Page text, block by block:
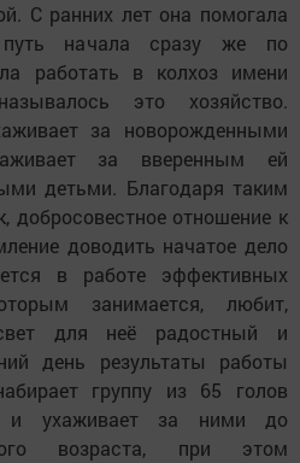
С ранних лет она помогала
путь начала сразу же по
работать в колхоз имени
это хозяйство.
за новорожденными
за вверенным ей
детьми. Благодаря таким
добросовестное отношение к
доводить начатое дело
в работе эффективных
занимается, любит,
для неё радостный и
день результаты работы
группу из 65 голов
и ухаживает за ними до
возраста, при этом